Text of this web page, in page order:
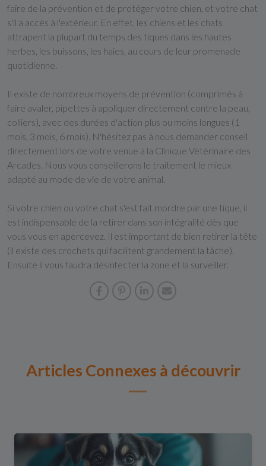
faire de la prévention et de protéger votre chien, et votre chat
s'il a accès à l'extérieur. En effet, les chiens et les chats
attrapent la plupart du temps des tiques dans les hautes
herbes, les buissons, les haies, au cours de leur promenade
quotidienne.
Il existe de nombreux moyens de prévention (comprimés à
faire avaler, pipettes à appliquer directement contre la peau,
colliers), avec des durées d'action plus ou moins longues (1
mois, 3 mois, 6 mois). N'hésitez pas à nous demander conseil
directement lors de votre venue à la Clinique Vétérinaire des
Arcades. Nous vous conseillerons le traitement le mieux
adapté au mode de vie de votre animal.
Si votre chien ou votre chat s'est fait mordre par une tique, il
est indispensable de la retirer dans son intégralité dès que
vous vous en apercevez. Il est important de bien retirer la tête
(il existe des crochets qui facilitent grandement la tâche).
Ensuite il vous faudra désinfecter la zone et la surveiller.
Articles Connexes à découvrir